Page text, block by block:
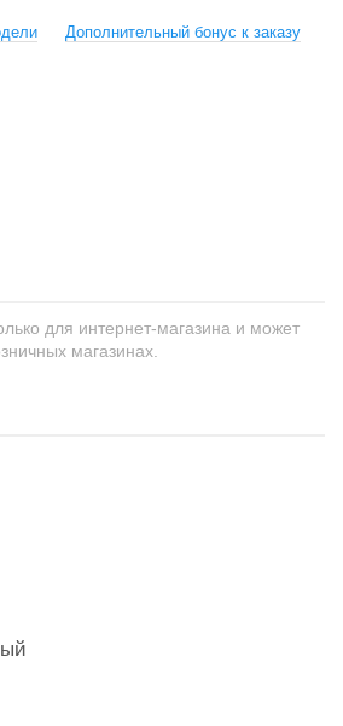
Дополнительный бонус к заказу
для интернет-магазина и может
магазинах.